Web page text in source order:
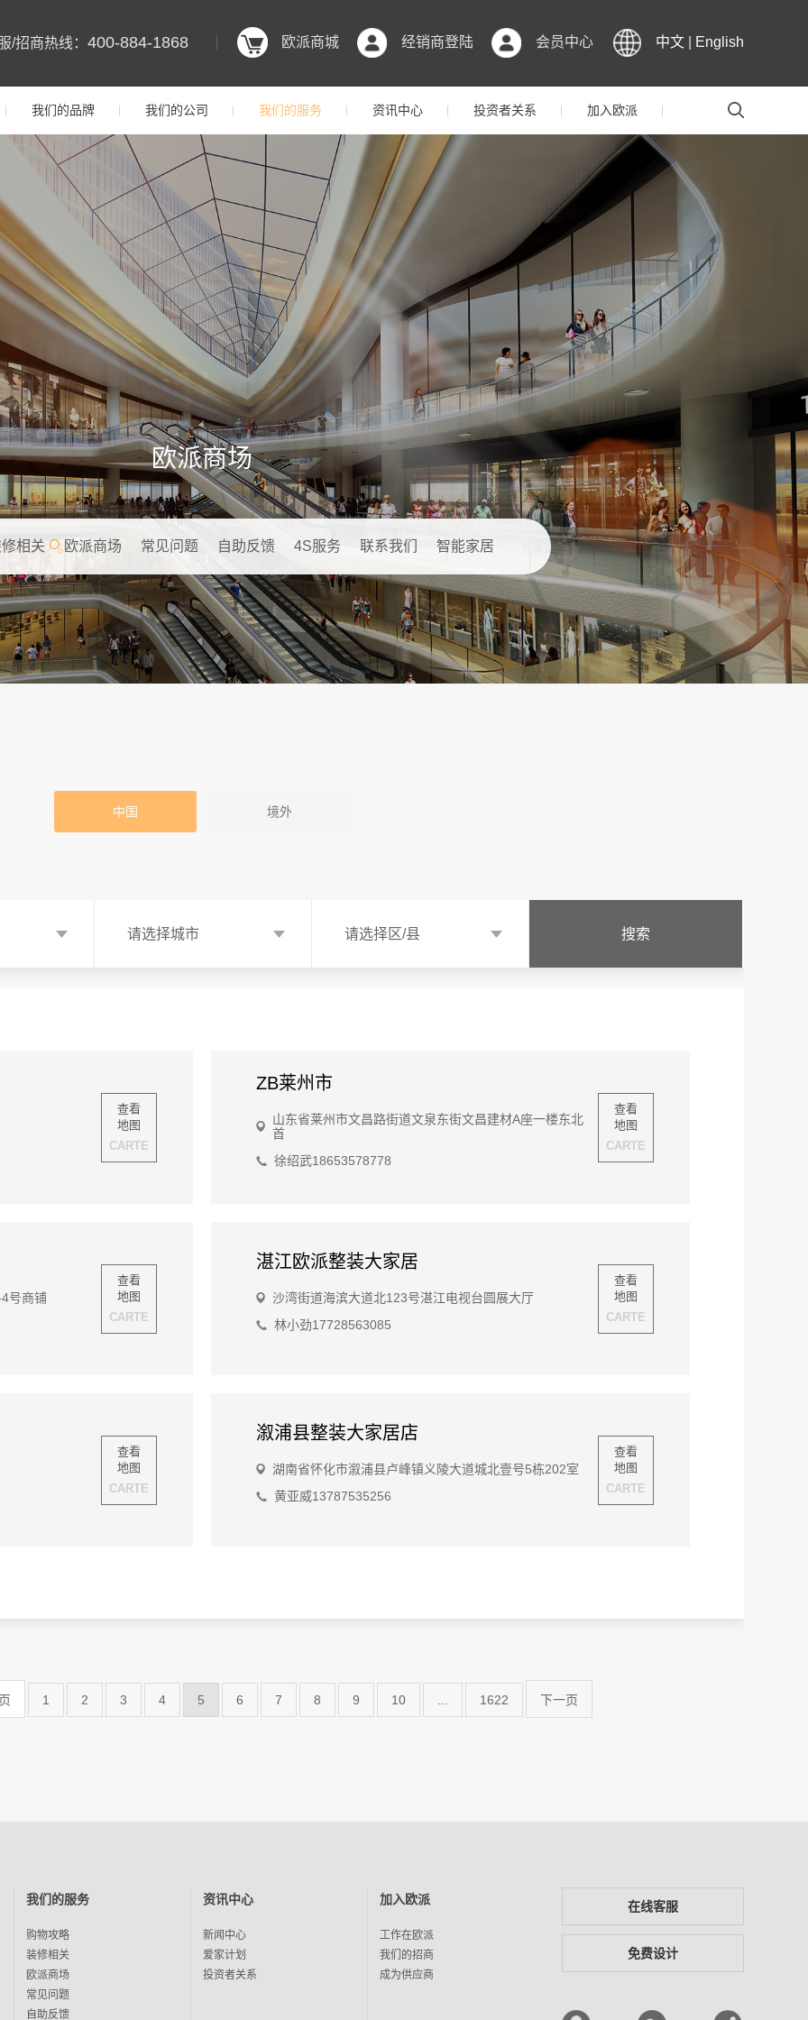
中文 English
会员中心
经销商登陆
欧派商城
/招商热线： 400-884-1868
我们的品牌 我们的公司 我们的服务 资讯中心 投资者关系 加入欧派
欧派商场
相关 欧派商场 常见问题 自助反馈 4S服务 联系我们 智能家居
中国 境外
请选择城市 请选择区/县
查看
地图
CARTE
ZB莱州市
山东省莱州市文昌路街道文泉东街文昌建材A座一楼东北
首
徐绍武18653578778
查看
地图
CARTE
号商铺
查看
地图
CARTE
湛江欧派整装大家居
沙湾街道海滨大道北123号湛江电视台圆展大厅
林小劲17728563085
查看
地图
CARTE
查看
地图
CARTE
溆浦县整装大家居店
湖南省怀化市溆浦县卢峰镇义陵大道城北壹号5栋202室
黄亚威13787535256
查看
地图
CARTE
1 2 3 4 5 6 7 8 9 10 1622 下一页
我们的服务
购物攻略
装修相关
欧派商场
常见问题
自助反馈
资讯中心
新闻中心
爱家计划
投资者关系
加入欧派
工作在欧派
我们的招商
成为供应商
在线客服
免费设计